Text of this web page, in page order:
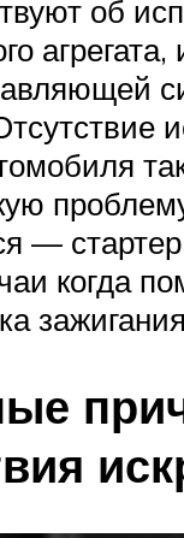
об
— стартер
когда